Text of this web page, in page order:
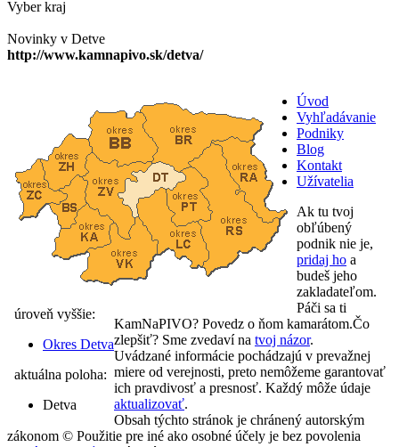
Vyber kraj
Novinky v Detve
http://www.kamnapivo.sk/detva/
úroveň vyššie:
Okres Detva
aktuálna poloha:
Detva
Úvod
Vyhľadávanie
Podniky
Blog
Kontakt
Užívatelia
Ak tu tvoj
obľúbený
podnik nie je,
pridaj ho a
budeš jeho
zakladateľom.
Páči sa ti
KamNaPIVO? Povedz o ňom kamarátom.Čo
zlepšiť? Sme zvedaví na tvoj názor.
Uvádzané informácie pochádzajú v prevažnej
miere od verejnosti, preto nemôžeme garantovať
ich pravdivosť a presnosť. Každý môže údaje
aktualizovať.
Obsah týchto stránok je chránený autorským
zákonom © Použitie pre iné ako osobné účely je bez povolenia